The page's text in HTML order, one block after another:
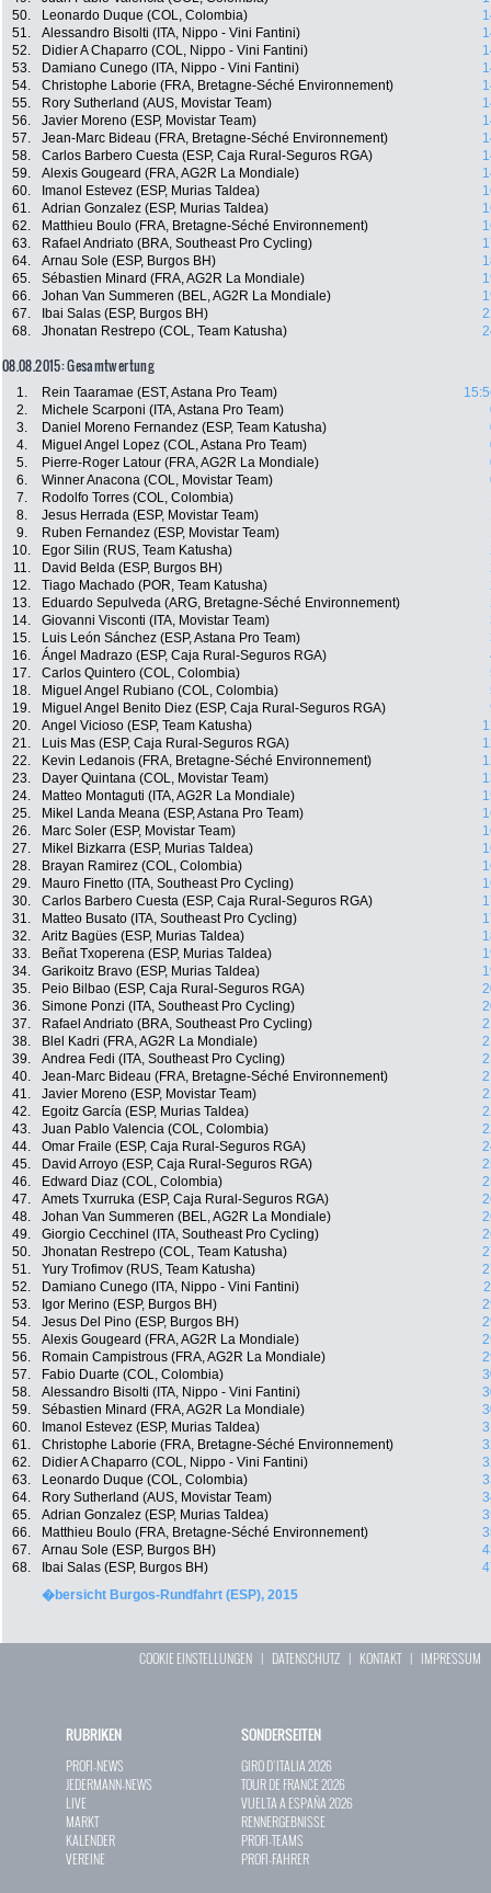
50.
Leonardo Duque (COL, Colombia)
51.
Alessandro Bisolti (ITA, Nippo - Vini Fantini)
52.
Didier A Chaparro (COL, Nippo - Vini Fantini)
53.
Damiano Cunego (ITA, Nippo - Vini Fantini)
54.
Christophe Laborie (FRA, Bretagne-Séché Environnement)
55.
Rory Sutherland (AUS, Movistar Team)
56.
Javier Moreno (ESP, Movistar Team)
57.
Jean-Marc Bideau (FRA, Bretagne-Séché Environnement)
58.
Carlos Barbero Cuesta (ESP, Caja Rural-Seguros RGA)
59.
Alexis Gougeard (FRA, AG2R La Mondiale)
60.
Imanol Estevez (ESP, Murias Taldea)
61.
Adrian Gonzalez (ESP, Murias Taldea)
62.
Matthieu Boulo (FRA, Bretagne-Séché Environnement)
63.
Rafael Andriato (BRA, Southeast Pro Cycling)
64.
Arnau Sole (ESP, Burgos BH)
65.
Sébastien Minard (FRA, AG2R La Mondiale)
66.
Johan Van Summeren (BEL, AG2R La Mondiale)
67.
Ibai Salas (ESP, Burgos BH)
68.
Jhonatan Restrepo (COL, Team Katusha)
08.08.2015: Gesamtwertung
1. Rein Taaramae (EST, Astana Pro Team)
2.
Michele Scarponi (ITA, Astana Pro Team)
3.
Daniel Moreno Fernandez (ESP, Team Katusha)
4.
Miguel Angel Lopez (COL, Astana Pro Team)
5.
Pierre-Roger Latour (FRA, AG2R La Mondiale)
6.
Winner Anacona (COL, Movistar Team)
7.
Rodolfo Torres (COL, Colombia)
8.
Jesus Herrada (ESP, Movistar Team)
9.
Ruben Fernandez (ESP, Movistar Team)
10.
Egor Silin (RUS, Team Katusha)
11.
David Belda (ESP, Burgos BH)
12.
Tiago Machado (POR, Team Katusha)
13.
Eduardo Sepulveda (ARG, Bretagne-Séché Environnement)
14.
Giovanni Visconti (ITA, Movistar Team)
15.
Luis León Sánchez (ESP, Astana Pro Team)
16.
Ángel Madrazo (ESP, Caja Rural-Seguros RGA)
17.
Carlos Quintero (COL, Colombia)
18.
Miguel Angel Rubiano (COL, Colombia)
19.
Miguel Angel Benito Diez (ESP, Caja Rural-Seguros RGA)
20.
Angel Vicioso (ESP, Team Katusha)
21.
Luis Mas (ESP, Caja Rural-Seguros RGA)
22.
Kevin Ledanois (FRA, Bretagne-Séché Environnement)
23.
Dayer Quintana (COL, Movistar Team)
24.
Matteo Montaguti (ITA, AG2R La Mondiale)
25.
Mikel Landa Meana (ESP, Astana Pro Team)
26.
Marc Soler (ESP, Movistar Team)
27.
Mikel Bizkarra (ESP, Murias Taldea)
28.
Brayan Ramirez (COL, Colombia)
29.
Mauro Finetto (ITA, Southeast Pro Cycling)
30.
Carlos Barbero Cuesta (ESP, Caja Rural-Seguros RGA)
31.
Matteo Busato (ITA, Southeast Pro Cycling)
32.
Aritz Bagües (ESP, Murias Taldea)
33.
Beñat Txoperena (ESP, Murias Taldea)
34.
Garikoitz Bravo (ESP, Murias Taldea)
35.
Peio Bilbao (ESP, Caja Rural-Seguros RGA)
36.
Simone Ponzi (ITA, Southeast Pro Cycling)
37.
Rafael Andriato (BRA, Southeast Pro Cycling)
38.
Blel Kadri (FRA, AG2R La Mondiale)
39.
Andrea Fedi (ITA, Southeast Pro Cycling)
40.
Jean-Marc Bideau (FRA, Bretagne-Séché Environnement)
41.
Javier Moreno (ESP, Movistar Team)
42.
Egoitz García (ESP, Murias Taldea)
43.
Juan Pablo Valencia (COL, Colombia)
44.
Omar Fraile (ESP, Caja Rural-Seguros RGA)
45.
David Arroyo (ESP, Caja Rural-Seguros RGA)
46.
Edward Diaz (COL, Colombia)
47.
Amets Txurruka (ESP, Caja Rural-Seguros RGA)
48.
Johan Van Summeren (BEL, AG2R La Mondiale)
49.
Giorgio Cecchinel (ITA, Southeast Pro Cycling)
50.
Jhonatan Restrepo (COL, Team Katusha)
51.
Yury Trofimov (RUS, Team Katusha)
52.
Damiano Cunego (ITA, Nippo - Vini Fantini)
53.
Igor Merino (ESP, Burgos BH)
54.
Jesus Del Pino (ESP, Burgos BH)
55.
Alexis Gougeard (FRA, AG2R La Mondiale)
56.
Romain Campistrous (FRA, AG2R La Mondiale)
57.
Fabio Duarte (COL, Colombia)
58.
Alessandro Bisolti (ITA, Nippo - Vini Fantini)
59.
Sébastien Minard (FRA, AG2R La Mondiale)
60.
Imanol Estevez (ESP, Murias Taldea)
61.
Christophe Laborie (FRA, Bretagne-Séché Environnement)
62.
Didier A Chaparro (COL, Nippo - Vini Fantini)
63.
Leonardo Duque (COL, Colombia)
64.
Rory Sutherland (AUS, Movistar Team)
65.
Adrian Gonzalez (ESP, Murias Taldea)
66.
Matthieu Boulo (FRA, Bretagne-Séché Environnement)
67.
Arnau Sole (ESP, Burgos BH)
68.
Ibai Salas (ESP, Burgos BH)
�bersicht Burgos-Rundfahrt (ESP), 2015
COOKIE EINSTELLUNGEN | DATENSCHUTZ | KONTAKT| IMPRESSUM
RUBRIKEN
PROFI-NEWS
JEDERMANN-NEWS
LIVE
MARKT
KALENDER
VEREINE
SONDERSEITEN
GIRO D`ITALIA 2026
TOUR DE FRANCE 2026
VUELTA A ESPAÑA 2026
RENNERGEBNISSE
PROFI-TEAMS
PROFI-FAHRER